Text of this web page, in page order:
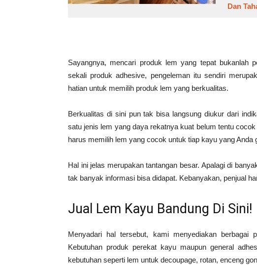
Dan
Sayangnya, mencari produk lem yang tepat bukanlah
sekali produk adhesive, pengeleman itu sendiri
hatian untuk memilih produk lem yang berkualitas.
Berkualitas di sini pun tak bisa langsung diukur dari
satu jenis lem yang daya rekatnya kuat belum tentu
harus memilih lem yang cocok untuk tiap kayu yang Anda
Hal ini jelas merupakan tantangan besar. Apalagi di
tak banyak informasi bisa didapat. Kebanyakan, penjual
Jual Lem Kayu Bandung Di Sini!
Menyadari hal tersebut, kami menyediakan berbagai
Kebutuhan produk perekat kayu maupun general
kebutuhan seperti lem untuk decoupage, rotan, enceng